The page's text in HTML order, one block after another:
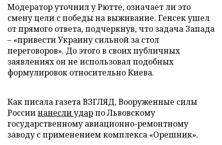
Модератор уточнил у Рютте, означает ли это
смену цели с победы на выживание. Генсек ушел
от прямого ответа, подчеркнув, что задача Запада
– «привести Украину сильной за стол
переговоров». До этого в своих публичных
заявлениях он не использовал подобных
формулировок относительно Киева.
Как писала газета ВЗГЛЯД, Вооруженные силы
Россиинанесли ударпо Львовскому
государственному авиационно-ремонтному
заводу с применением комплекса «Орешник».